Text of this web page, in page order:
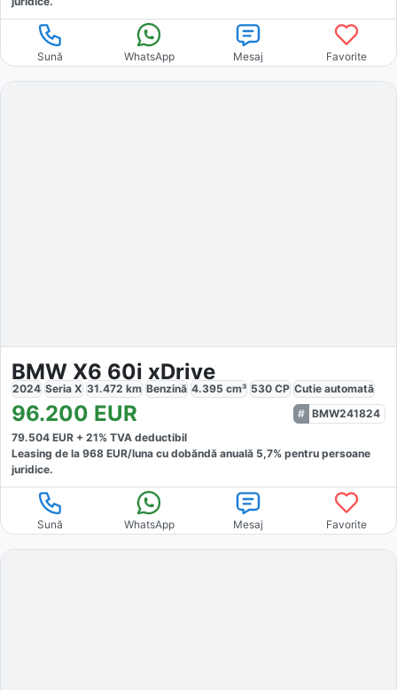
Sună WhatsApp Mesaj Favorite
BMW X6 60i xDrive
2024 Seria X 31.472 km Benzină 4.395 cm³ 530 CP Cutie automată
96.200 EUR
BMW241824
79.504 EUR + 21% TVA deductibil
Leasing de la 968 EUR/luna cu dobăndă anuală 5,7% pentru persoane
juridice.
Sună WhatsApp Mesaj Favorite